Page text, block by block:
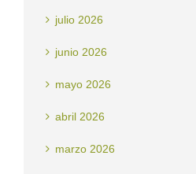
julio 2026
junio 2026
mayo 2026
abril 2026
marzo 2026